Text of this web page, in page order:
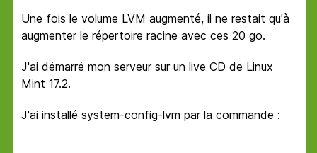
Une fois le volume LVM augmenté, il ne restait qu'à
augmenter le répertoire racine avec ces 20 go.
J'ai démarré mon serveur sur un live CD de Linux
Mint 17.2.
J'ai installé system-config-lvm par la commande :